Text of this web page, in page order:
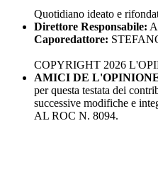
Quotidiano ideato e
Direttore Responsabile:
Caporedattore:
COPYRIGHT 2026
AMICI DE L'OPINIONE
per questa testata dei
successive modifiche e
AL ROC N. 8094.